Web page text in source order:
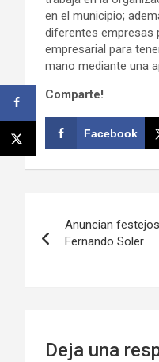
en el municipio;
diferentes empresas
empresarial para
mano mediante una
Comparte!
Facebook
de
Anuncian
Fernando Soler
Deja una